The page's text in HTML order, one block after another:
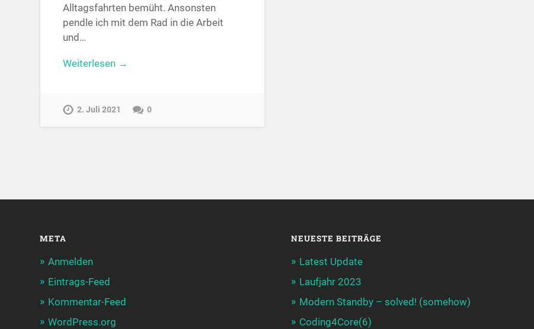
Alltagsfahrten bemüht. Ansonsten
pendle ich mit dem Rad in die Arbeit
und…
Weiterlesen →
2. Juli 2021 0
META
Anmelden
Eintrags-Feed
Kommentar-Feed
WordPress.org
NEUESTE BEITRÄGE
Latest Update
Laufjahr 2023
Modern Standby – solved! (somehow)
Coding4Core(6)